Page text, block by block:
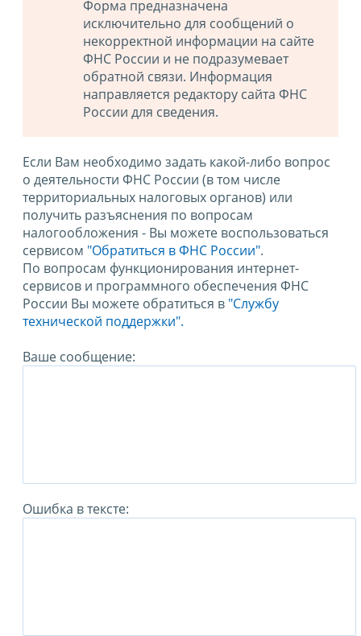
Форма предназначена
исключительно для сообщений о
некорректной информации на сайте
ФНС России и не подразумевает
обратной связи. Информация
направляется редактору сайта ФНС
России для сведения.
Если Вам необходимо задать какой-либо вопрос
о деятельности ФНС России (в том числе
территориальных налоговых органов) или
получить разъяснения по вопросам
налогообложения - Вы можете воспользоваться
сервисом "Обратиться в ФНС России".
По вопросам функционирования интернет-
сервисов и программного обеспечения ФНС
России Вы можете обратиться в "Службу
технической поддержки".
Ваше сообщение:
Ошибка в тексте: